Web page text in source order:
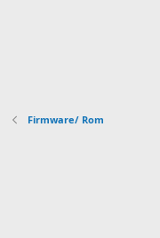
Firmware/ Rom